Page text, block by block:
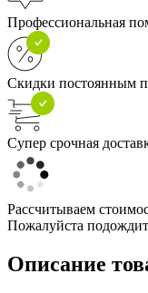
Профессиональная
Скидки постоянным
Супер срочная
Рассчитываем
Пожалуйста
Описание